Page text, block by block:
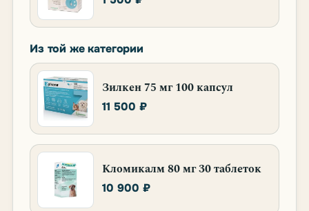
Из той же категории
Зилкен 75 мг 100 капсул
11 500 ₽
Кломикалм 80 мг 30 таблеток
10 900 ₽